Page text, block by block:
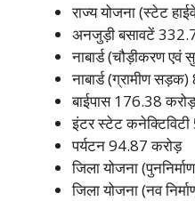
राज्य योजना (स्टेट
अनजुड़ी बसावटें
नाबार्ड (चौड़ीकरण
नाबार्ड (ग्रामीण
बाईपास 176.38 करोड़
इंटर स्टेट
पर्यटन 94.87 करोड़
जिला योजना
जिला योजना (नव